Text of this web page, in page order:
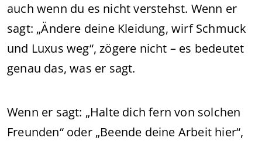
auch wenn du es nicht verstehst. Wenn er
sagt: „Ändere deine Kleidung, wirf Schmuck
und Luxus weg“, zögere nicht – es bedeutet
genau das, was er sagt.
Wenn er sagt: „Halte dich fern von solchen
Freunden“ oder „Beende deine Arbeit hier“,